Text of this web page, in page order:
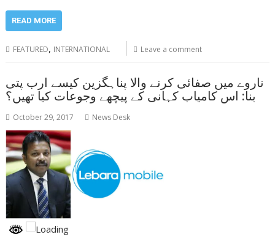
READ MORE
FEATURED, INTERNATIONAL Leave a comment
ناروے میں صفائی کرنے والا پناہگزین کیسے ارب پتی
بنا: اس کامیاب کہانی کے پیچھے وجوعات کیا تھیں؟
October 29, 2017 News Desk